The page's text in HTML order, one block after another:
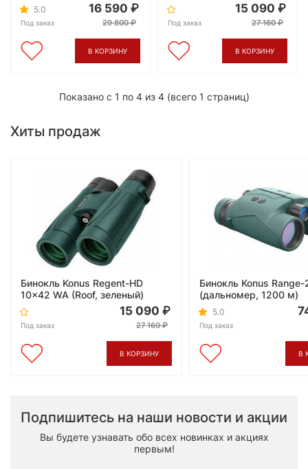
5.0
Под заказ
16 590
29 800
В КОРЗИНУ
Под заказ
15 090
27 160
В КОРЗИНУ
Показано с 1 по 4 из 4 (всего 1 страниц)
Хиты продаж
Бинокль Konus Regent-HD
10x42 WA (Roof, зеленый)
Под заказ
15 090
27 160
В КОРЗИНУ
Бинокль Konus
(дальномер, 1200 м)
5.0
Под заказ
В
Подпишитесь на наши новости и акции
Вы будете узнавать обо всех новинках и акциях
первым!